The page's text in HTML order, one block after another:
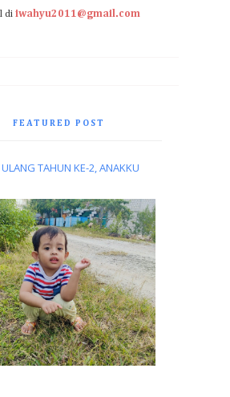
di iwahyu2011@gmail.com
FEATURED POST
TAHUN KE-2, ANAKKU